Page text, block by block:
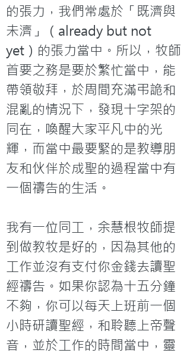
的張力，我們常處於「既濟與
未濟」（already but not
yet）的張力當中。所以，牧師
首要之務是要於繁忙當中，能
帶領敬拜，於周間充滿弔詭和
混亂的情況下，發現十字架的
同在，喚醒大家平凡中的光
輝，而當中最要緊的是教導朋
友和伙伴於成聖的過程當中有
一個禱告的生活。
我有一位同工，余慧根牧師提
到做教牧是好的，因為其他的
工作並沒有支付你金錢去讀聖
經禱告。如果你認為十五分鐘
不夠，你可以每天上班前一個
小時研讀聖經，和聆聽上帝聲
音，並於工作的時間當中，靈